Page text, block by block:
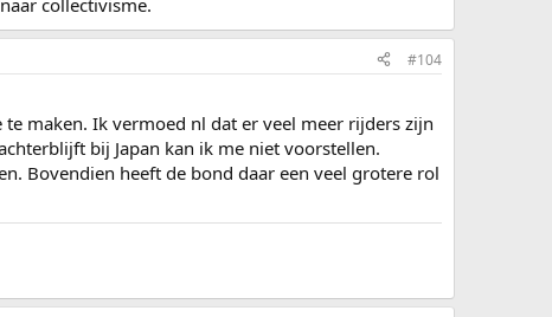
zijn. Als je bovendien de 2 sprintafstanden weghaalt,
dat een hele snelle baan een zeer positief effect
#104
maken. Ik vermoed nl dat er veel meer rijders zijn
bij Japan kan ik me niet voorstellen.
Bovendien heeft de bond daar een veel grotere rol